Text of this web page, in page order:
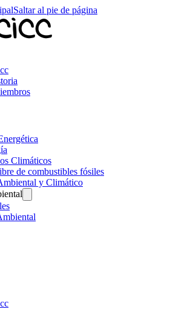
Saltar al pie de página
Climáticos
de combustibles fósiles
y Climático